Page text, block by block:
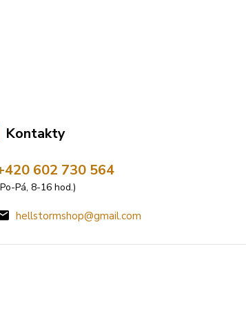
Kontakty
602 730 564
Pá, 8-16 hod.)
hellstormshop@gmail.com